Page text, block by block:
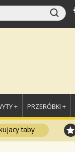
+ PRZERÓBKI +
taby